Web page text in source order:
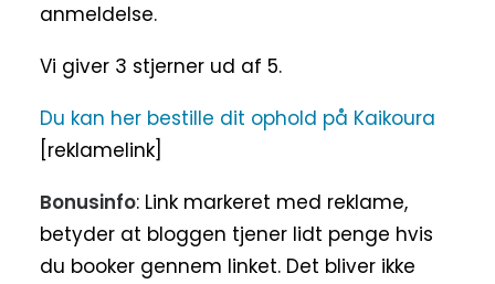
anmeldelse.
Vi giver 3 stjerner ud af 5.
Du kan her bestille dit ophold på Kaikoura
[reklamelink]
Bonusinfo: Link markeret med reklame,
betyder at bloggen tjener lidt penge hvis
du booker gennem linket. Det bliver ikke